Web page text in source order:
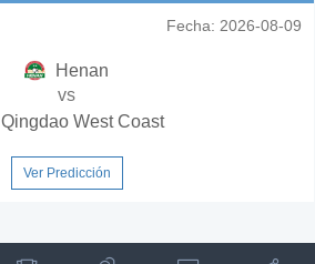
Fecha: 2026-08-09
Henan
vs
Qingdao West Coast
Ver Predicción